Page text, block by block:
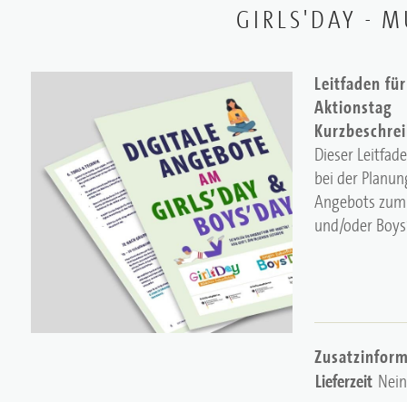
GIRLS'DAY -
Leitfaden
Aktionstag
Dieser
bei der
Angebots
und/oder
Lieferzeit Nein